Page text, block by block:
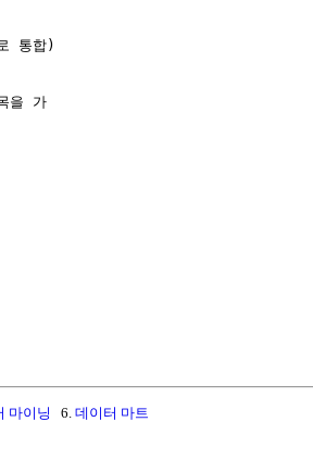
통합)
을 가
마이닝 6. 데이터 마트